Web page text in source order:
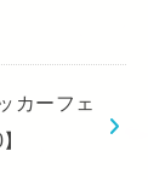
カーフェ